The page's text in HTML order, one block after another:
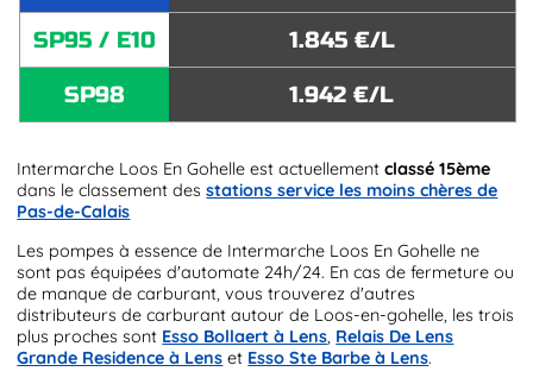
SP95 / E10
1.845 €/L
SP98
1.942 €/L
Intermarche Loos En Gohelle est actuellementclassé 15ème
dans le classement desstations service les moins chères de
Pas-de-Calais
Les pompes à essence de Intermarche Loos En Gohelle ne
sont pas équipées d'automate 24h/24. En cas de fermeture ou
de manque de carburant, vous trouverez d'autres
distributeurs de carburant autour de Loos-en-gohelle, les trois
plus proches sont Esso Bollaert à Lens, Relais De Lens
Grande Residence à Lens et Esso Ste Barbe à Lens.